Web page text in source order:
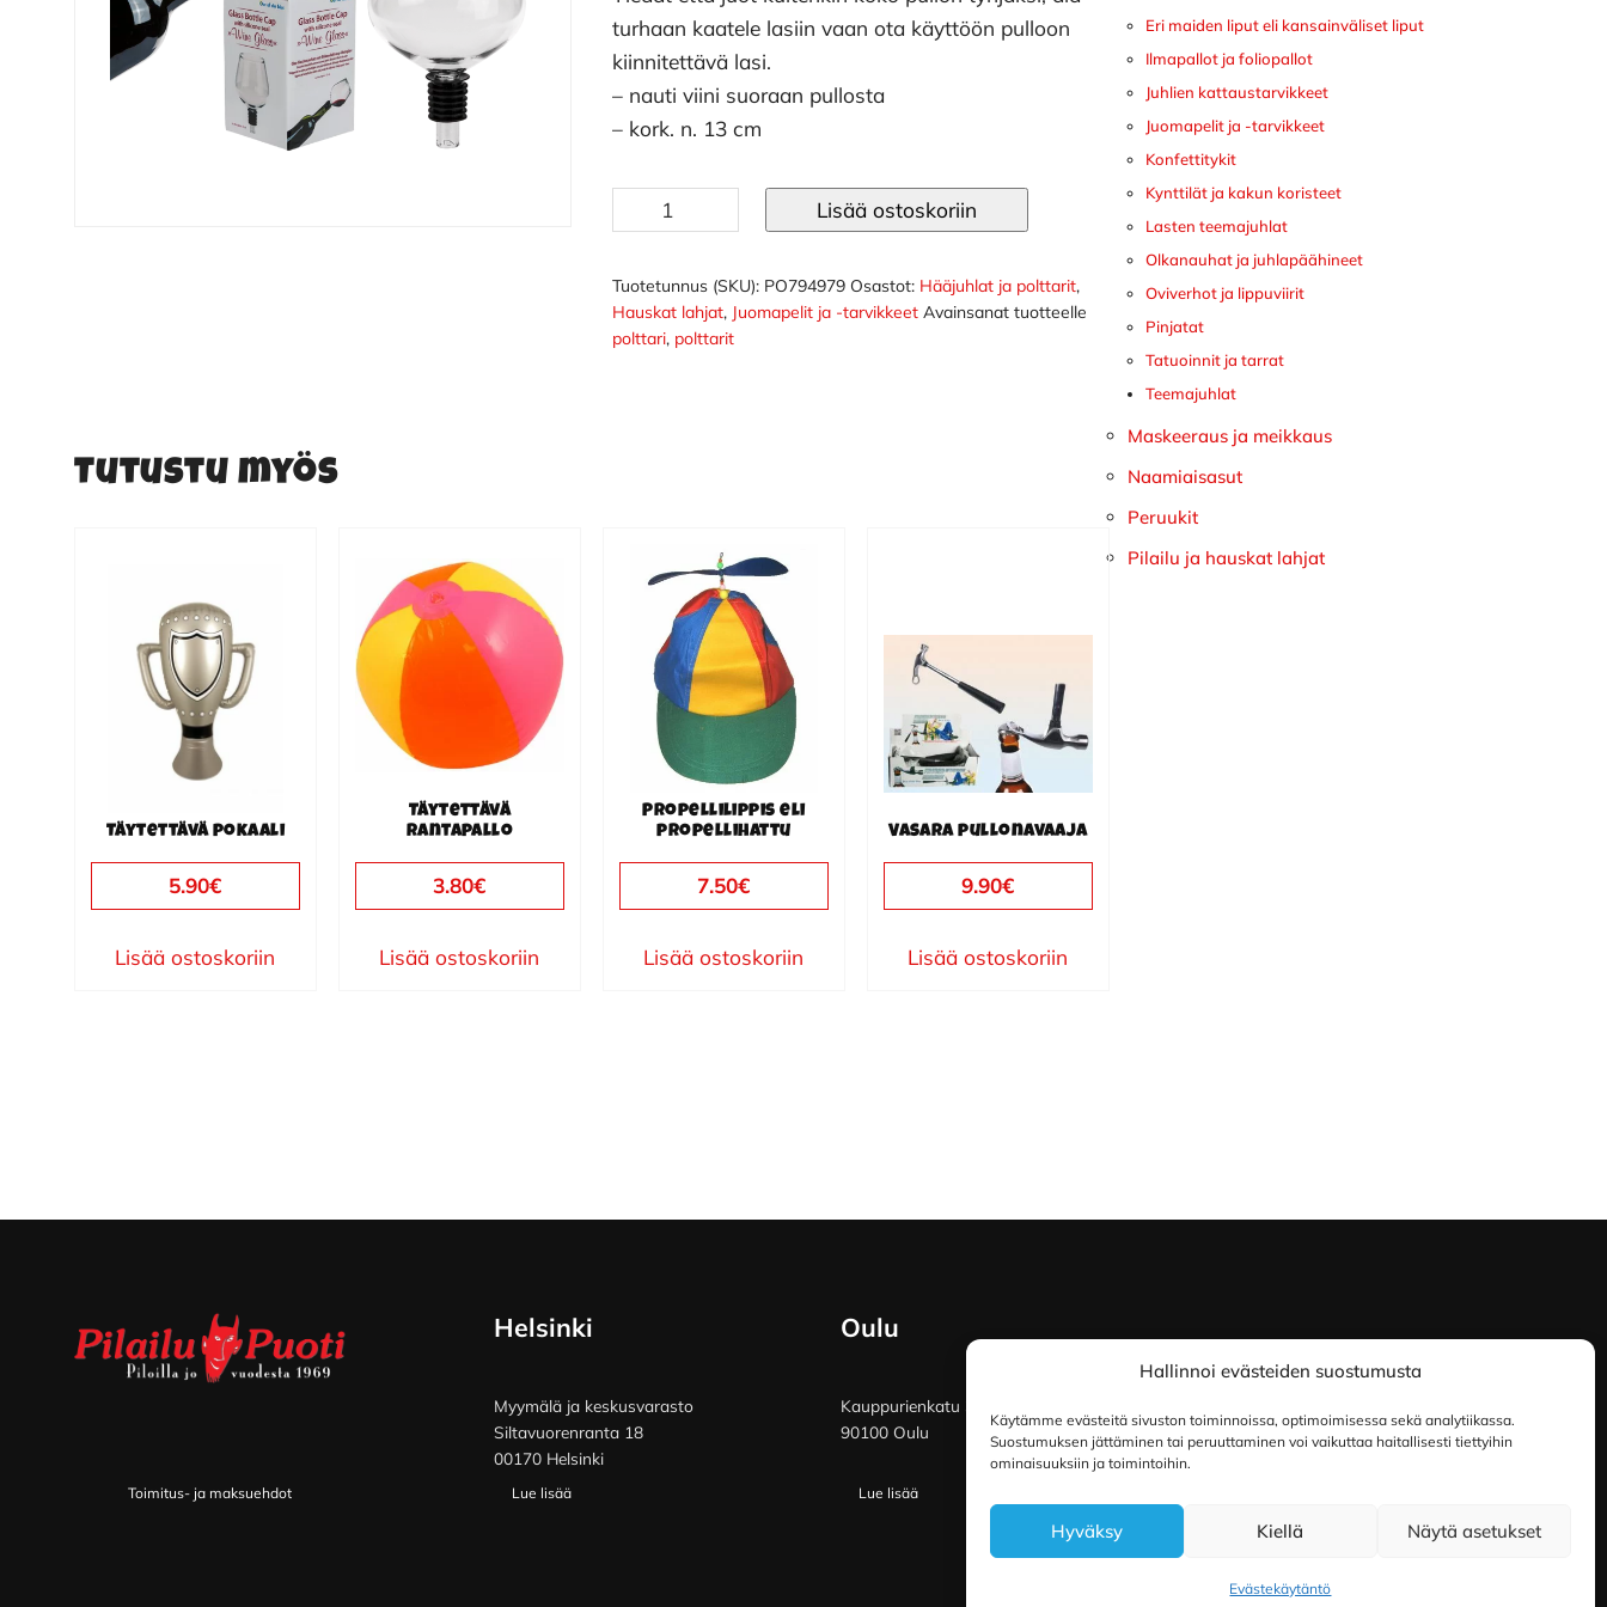
Hallinnoi evästeiden suostumusta
Käytämme evästeitä sivuston toiminnoissa, optimoimisessa sekä analytiikassa.
Suostumuksen jättäminen tai peruuttaminen voi vaikuttaa haitallisesti tiettyihin
ominaisuuksiin ja toimintoihin.
Hyväksy Kiellä Näytä asetukset
Evästekäytäntö
turhaan kaatele lasiin vaan ota käyttöön pulloon
kiinnitettävä lasi.
– nauti viini suoraan pullosta
– kork. n. 13 cm
Viinilasi
pullon
määrä
Lisää ostoskoriin
Tuotetunnus (SKU): PO794979 Osastot: Hääjuhlat ja polttarit,
Hauskat lahjat, Juomapelit ja -tarvikkeet Avainsanat tuotteelle
polttari, polttarit
Tutustu myös
Täytettävä pokaali
5.90€
Lisää ostoskoriin
Täytettävä
rantapallo
3.80€
Lisää ostoskoriin
Propellilippis eli
propellihattu
7.50€
Lisää ostoskoriin
Vasara pullonavaaja
9.90€
Lisää ostoskoriin
Eri maiden liput eli kansainväliset liput
Ilmapallot ja foliopallot
Juhlien kattaustarvikkeet
Juomapelit ja -tarvikkeet
Konfettitykit
Kynttilät ja kakun koristeet
Lasten teemajuhlat
Olkanauhat ja juhlapäähineet
Oviverhot ja lippuviirit
Pinjatat
Tatuoinnit ja tarrat
Teemajuhlat
Maskeeraus ja meikkaus
Naamiaisasut
Peruukit
Pilailu ja hauskat lahjat
Toimitus- ja maksuehdot
Helsinki
Myymälä ja keskusvarasto
Siltavuorenranta 18
00170 Helsinki
Lue lisää
Oulu
Kauppurienkatu 34
90100 Oulu
Lue lisää